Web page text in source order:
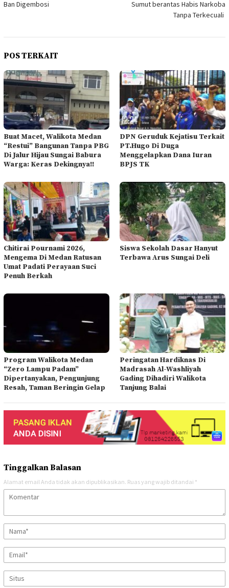
Ban Digembosi
Sumut berantas Habis Narkoba
Tanpa Terkecuali
POS TERKAIT
Buat Macet, Walikota Medan
“Restui” Bangunan Tanpa PBG
Di Jalur Hijau Sungai Babura
Warga: Keras Dekingnya!!
DPN Geruduk Kejatisu Terkait
PT.Hugo Di Duga
Menggelapkan Dana Iuran
BPJS TK
Chitirai Pournami 2026,
Mengema Di Medan Ratusan
Umat Padati Perayaan Suci
Penuh Berkah
Siswa Sekolah Dasar Hanyut
Terbawa Arus Sungai Deli
Program Walikota Medan
“Zero Lampu Padam”
Dipertanyakan, Pengunjung
Resah, Taman Beringin Gelap
Peringatan Hardiknas Di
Madrasah Al-Washliyah
Gading Dihadiri Walikota
Tanjung Balai
Tinggalkan Balasan
Alamat email Anda tidak akan dipublikasikan. Ruas yang wajib ditandai *